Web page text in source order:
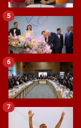
5
6
7